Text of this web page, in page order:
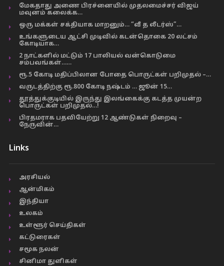
மேகதாது அணை பிரச்னையில் முதலமைச்சர் விஜய்
மவுனம் கலைக்க…
ஒரு மக்கள் சக்தியாக மாறனும்… “வீ த லீடர்ஸ்”…
உங்களுடைய ஆட்சி முடிவில் கடன்தொகை 20 லட்சம்
கோடியாக…
2 நாட்களில் மட்டும் 17 பாலியல் வன்கொடுமை
சம்பவங்கள்……
ரூ.5 கோடி மதிப்பிலான போதை பொருட்கள் பறிமுதல் –…
வருடத்திற்கு ரூ.800 கோடி நஷ்டம் … ஜூன் 15…
தூத்துக்குடியில் இருந்து இலங்கைக்கு கடத்த முயன்ற
பொருட்கள் பறிமுதல்…!
பிரதமராக பதவியேற்று 12 ஆண்டுகள் நிறைவு –
நேருவின்…
Links
அரசியல்
ஆன்மிகம்
இந்தியா
உலகம்
உள்ளூர் செய்திகள்
கட்டுரைகள்
சமூக நலன்
சினிமா துளிகள்